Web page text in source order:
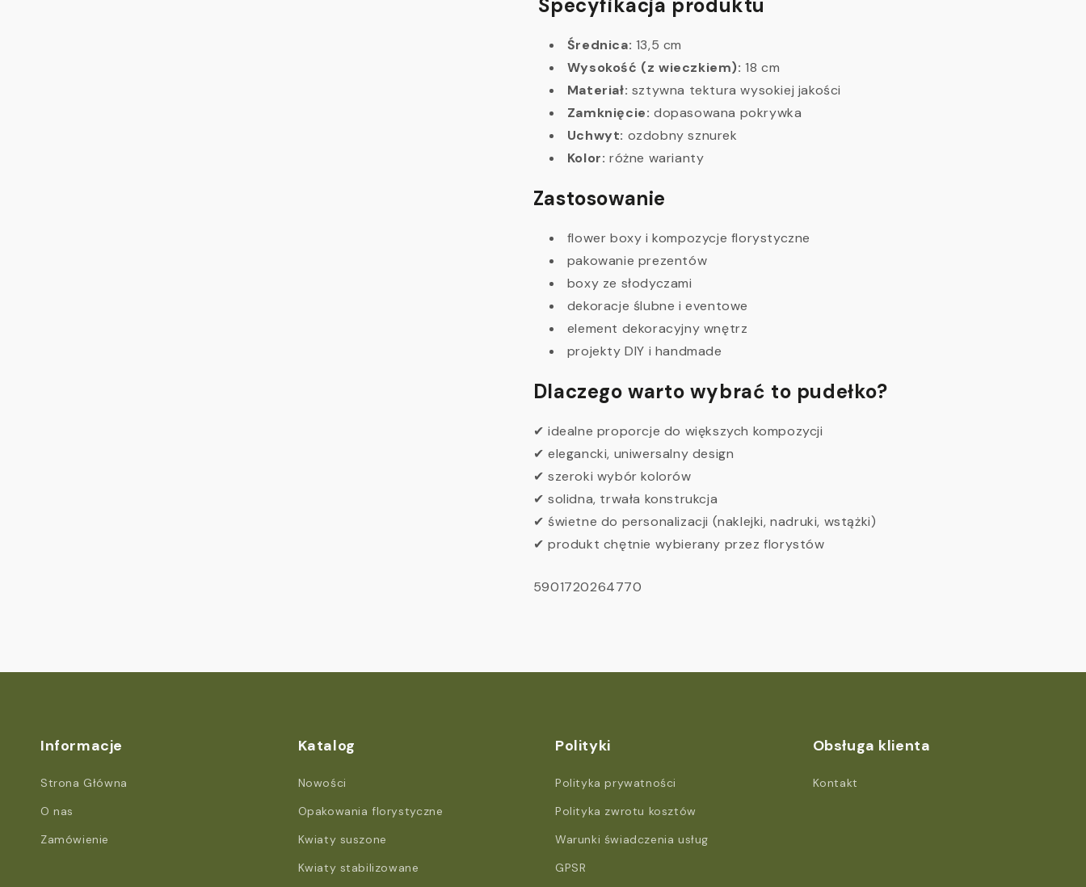
Specyfikacja produktu
Średnica: 13,5 cm
Wysokość (z wieczkiem): 18 cm
Materiał: sztywna tektura wysokiej jakości
Zamknięcie: dopasowana pokrywka
Uchwyt: ozdobny sznurek
Kolor: różne warianty
Zastosowanie
flower boxy i kompozycje florystyczne
pakowanie prezentów
boxy ze słodyczami
dekoracje ślubne i eventowe
element dekoracyjny wnętrz
projekty DIY i handmade
Dlaczego warto wybrać to pudełko?
✔ idealne proporcje do większych kompozycji
✔ elegancki, uniwersalny design
✔ szeroki wybór kolorów
✔ solidna, trwała konstrukcja
✔ świetne do personalizacji (naklejki, nadruki, wstążki)
✔ produkt chętnie wybierany przez florystów
SKU:
5901720264770
Informacje
Strona Główna
O nas
Zamówienie
Katalog
Nowości
Opakowania florystyczne
Kwiaty suszone
Kwiaty stabilizowane
Polityki
Polityka prywatności
Polityka zwrotu kosztów
Warunki świadczenia usług
GPSR
Obsługa klienta
Kontakt